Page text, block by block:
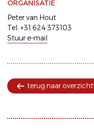
ORGANISATIE
Peter van Hout
Tel. +31 624 373103
Stuur e-mail
terug naar overzicht